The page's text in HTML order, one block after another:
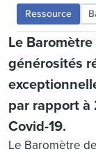
Ressource
Le
générosités
par rapport à
Covid-19.
Le Baromètre